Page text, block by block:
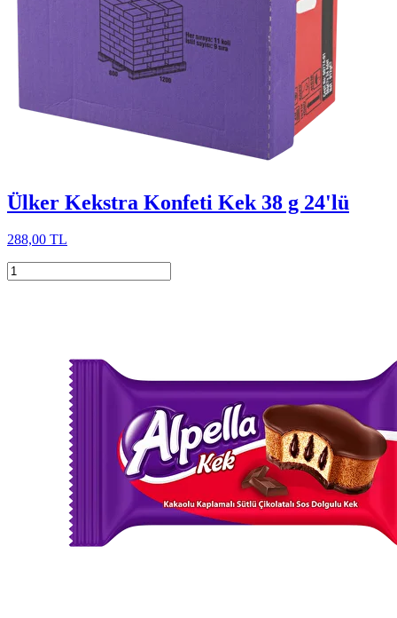
Ülker Kekstra Konfeti Kek 38 g 24'lü
288,00 TL